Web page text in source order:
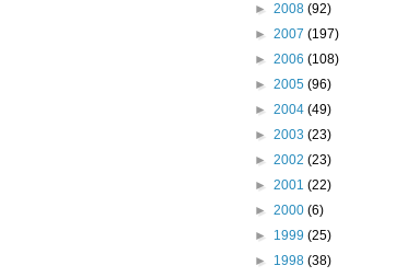
► 2008 (92)
► 2007 (197)
► 2006 (108)
► 2005 (96)
► 2004 (49)
► 2003 (23)
► 2002 (23)
► 2001 (22)
► 2000 (6)
► 1999 (25)
► 1998 (38)